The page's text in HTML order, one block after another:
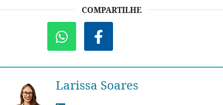
COMPARTILHE
Larissa Soares